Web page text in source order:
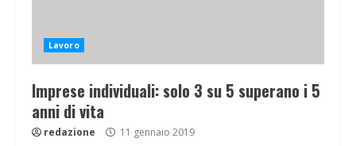
Lavoro
Imprese individuali: solo 3 su 5 superano i 5
anni di vita
redazione 11 gennaio 2019